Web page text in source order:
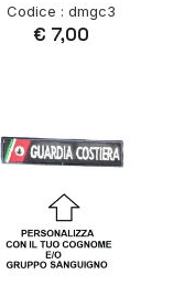
Codice : dmgc3
€ 7,00